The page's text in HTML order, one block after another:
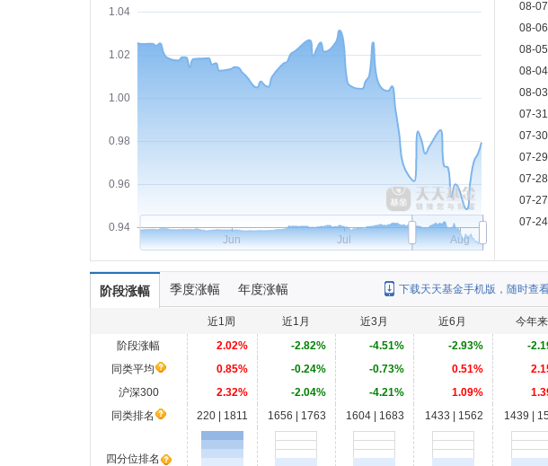
0.94
0.96
0.98
1.00
1.02
1.04
Jun Jul Aug
08-07
08-06
08-05
08-04
08-03
07-31
07-30
07-29
07-28
07-27
07-24
阶段涨幅 季度涨幅 年度涨幅 下载天天基金手机版，随时查
近1周 近1月 近3月 近6月 今年来
阶段涨幅
2.02% -2.82% -4.51% -2.93% -
同类平均
0.85% -0.24% -0.73% 0.51%
沪深300
2.32% -2.04% -4.21% 1.09%
同类排名
220 | 1811 1656 | 1763 1604 | 1683 1433 | 1562 1439 |
四分位排名